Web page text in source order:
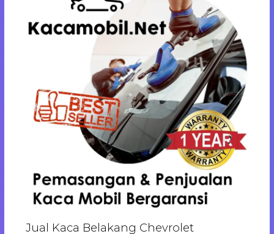
Jual Kaca Belakang Chevrolet